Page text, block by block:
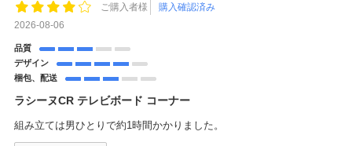
ご購入者様
購入確認済み
2026-08-06
品質
デザイン
梱包、配送
ラシーヌCR テレビボード コーナー
組み立ては男ひとりで約1時間かかりました。